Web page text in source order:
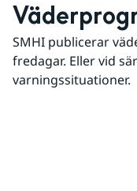
SMHI publicerar
fredagar. Eller vid
varningssituationer.